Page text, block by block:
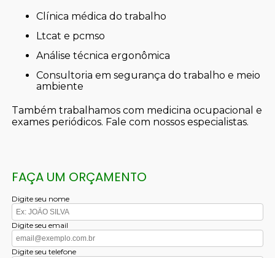
clínica médica do trabalho
ltcat e pcmso
análise técnica ergonômica
consultoria em segurança do trabalho e meio
ambiente
Também trabalhamos com medicina ocupacional e
exames periódicos. Fale com nossos especialistas.
FAÇA UM ORÇAMENTO
Digite seu nome
Digite seu email
Digite seu telefone